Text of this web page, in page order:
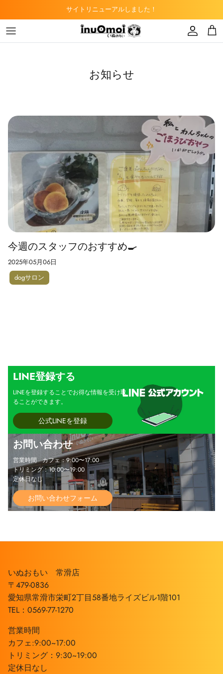
to
content
サイトリニューアルしました！
トリミングサロン
知多半島DAO事業
ドッグフード
小動物用フード
爬虫類用フード
子猫
お知らせ
今週のスタッフのおすすめ🍳
2025年05月06日
dogサロン
LINE登録する
LINEを登録することでお得な情報を受け取
ることができます。
公式LINEを登録
お問い合わせ
営業時間 カフェ：9:00〜17:00
トリミング：10:00〜19:00
定休日なし
お問い合わせフォーム
いぬおもい 常滑店
〒479-0836
愛知県常滑市栄町2丁目58番地ライズビル1階101
TEL：0569-77-1270
営業時間
カフェ:9:00~17:00
トリミング：9:30~19:00
定休日なし